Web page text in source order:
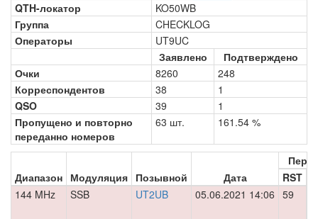
QTH-локатор
KO50WB
Группа
CHECKLOG
Операторы
UT9UC
Заявлено
Подтверждено
Очки
8260
248
Корреспондентов
38
1
QSO
39
1
Пропущено и повторно
переданно номеров
63 шт. 161.54 %
Диапазон Модуляция Позывной Дата
RST
144 MHz
SSB UT2UB 05.06.2021 14:06 59